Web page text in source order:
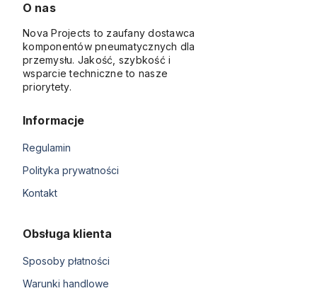
O nas
Nova Projects to zaufany dostawca
komponentów pneumatycznych dla
przemysłu. Jakość, szybkość i
wsparcie techniczne to nasze
priorytety.
Informacje
Regulamin
Polityka prywatności
Kontakt
Obsługa klienta
Sposoby płatności
Warunki handlowe